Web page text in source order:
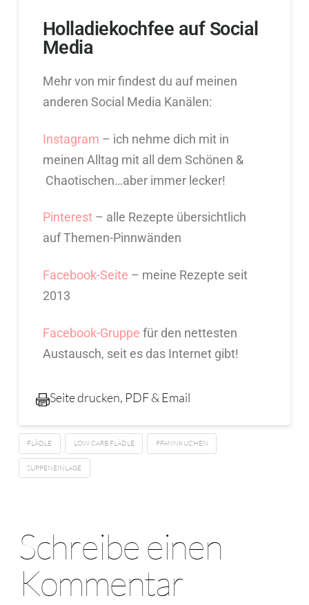
Holladiekochfee auf Social
Media
Mehr von mir findest du auf meinen
anderen Social Media Kanälen:
Instagram – ich nehme dich mit in
meinen Alltag mit all dem Schönen &
Chaotischen…aber immer lecker!
Pinterest– alle Rezepte übersichtlich
auf Themen-Pinnwänden
Facebook-Seite – meine Rezepte seit
2013
Facebook-Gruppe für den nettesten
Austausch, seit es das Internet gibt!
Seite drucken, PDF & Email
FLÄDLE LOW CARB FLÄDLE PFANNKUCHEN
SUPPENEINLAGE
Schreibe einen
Kommentar